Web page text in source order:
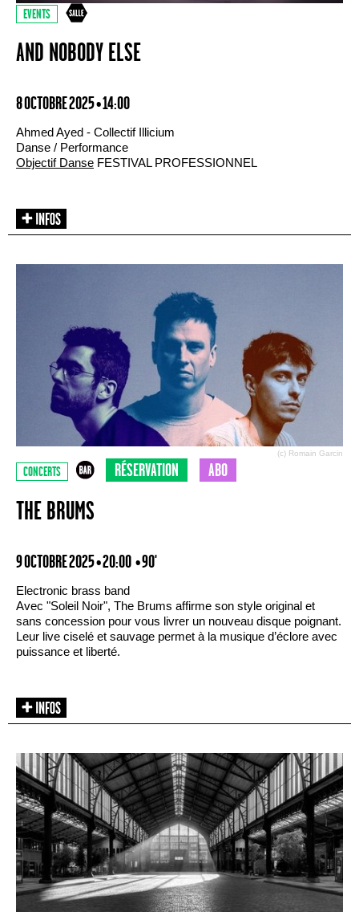
EVENTS
AND NOBODY ELSE
8 OCTOBRE 2025 • 14:00
Ahmed Ayed - Collectif Illicium
Danse / Performance
Objectif Danse FESTIVAL PROFESSIONNEL
(c) Romain Garcin
CONCERTS RÉSERVATION ABO
THE BRUMS
9 OCTOBRE 2025 • 20:00 • 90'
Electronic brass band
Avec "Soleil Noir", The Brums affirme son style original et
sans concession pour vous livrer un nouveau disque poignant.
Leur live ciselé et sauvage permet à la musique d’éclore avec
puissance et liberté.